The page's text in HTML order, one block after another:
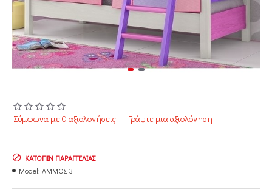
Σύμφωνα με 0 αξιολογήσεις. - Γράψτε μια αξιολόγηση
ΚΑΤΌΠΙΝ ΠΑΡΑΓΓΕΛΊΑΣ
Model: ΑΜΜΟΣ 3